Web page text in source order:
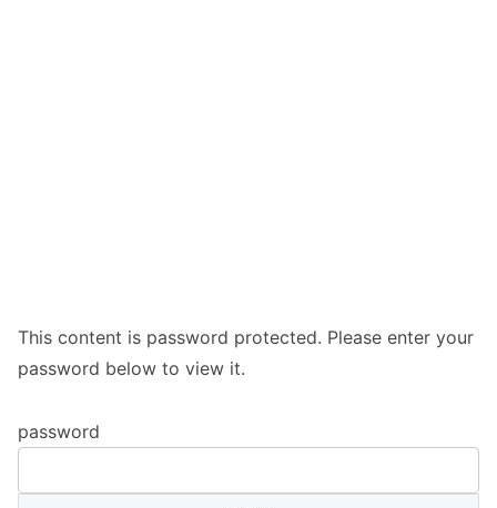
This content is password protected. Please enter your
password below to view it.
password